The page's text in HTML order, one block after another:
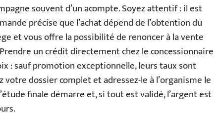
souvent d’un acompte. Soyez attentif : il est
précise que l’achat dépend de l’obtention du
et vous offre la possibilité de renoncer à la vente
un crédit directement chez le concessionnaire
: sauf promotion exceptionnelle, leurs taux sont
dossier complet et adressez-le à l’organisme le
finale démarre et, si tout est validé, l’argent est